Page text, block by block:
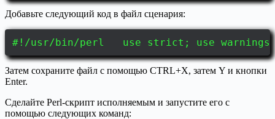
Добавьте следующий код в файл сценария:
#!/usr/bin/perl use strict; use
Затем сохраните файл с помощью CTRL+X, затем Y и кнопки
Enter.
Сделайте Perl-скрипт исполняемым и запустите его с
помощью следующих команд: